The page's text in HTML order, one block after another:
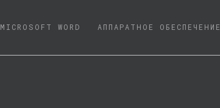
MICROSOFT WORD АППАРАТНОЕ ОБЕСПЕЧЕНИЕ